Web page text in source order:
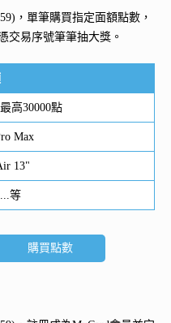
，單筆購買指定面額點數，
交易序號筆筆抽大獎。
高30000點
Max
13"
等
購買點數